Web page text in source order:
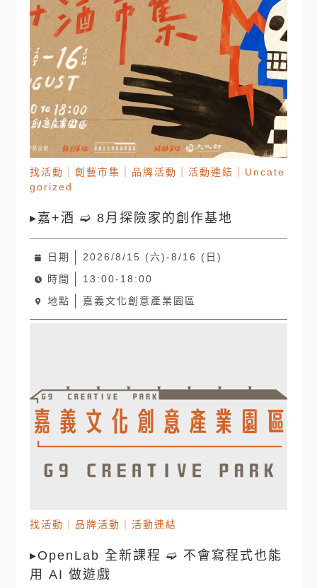
找活動 ｜創藝市集 品牌活動 ｜活動連結
Uncate
gorized
▸嘉+酒 ➫ 8月探險家的創作基地
日期
2026/8/15 (六)-8/16 (日)
時間
13:00-18:00
地點
嘉義文化創意產業園區
找活動 品牌活動 ｜活動連結
▸OpenLab 全新課程 ➫ 不會寫程式也能
用 AI 做遊戲